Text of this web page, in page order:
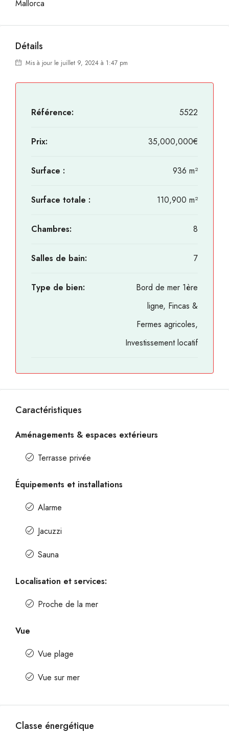
Mallorca
Détails
Mis à jour le juillet 9, 2024 à 1:47 pm
Référence: 5522
Prix: 35,000,000€
Surface : 936 m²
Surface totale : 110,900 m²
Chambres: 8
Salles de bain: 7
Type de bien:
Bord de mer 1ère
ligne, Fincas &
Fermes agricoles,
Investissement locatif
Caractéristiques
Aménagements & espaces extérieurs
Terrasse privée
Équipements et installations
Alarme
Jacuzzi
Sauna
Localisation et services:
Proche de la mer
Vue
Vue plage
Vue sur mer
Classe énergétique